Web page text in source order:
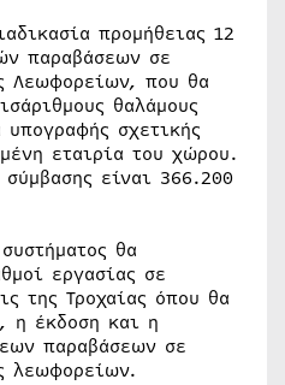
προμήθειας 12
παραβάσεων σε
Λεωφορείων, που θα
θαλάμους
σχετικής
εταιρία του χώρου.
είναι 366.200
θα
εργασίας σε
της Τροχαίας όπου θα
η έκδοση και η
παραβάσεων σε
λεωφορείων.